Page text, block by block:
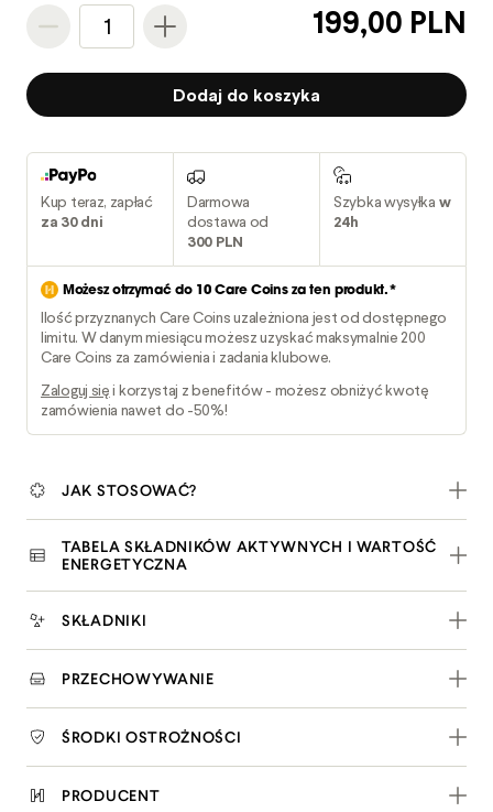
1 199,00 PLN
Dodaj do koszyka
Kup teraz, zapłać
za 30 dni
Darmowa
dostawa od
300 PLN
Szybka wysyłka w
24h
Możesz otrzymać do 10Care Coins za ten produkt.*
Ilość przyznanych Care Coins uzależniona jest od dostępnego
limitu. W danym miesiącu możesz uzyskać maksymalnie 200
Care Coins za zamówienia i zadania klubowe.
Zaloguj sięi korzystaj z benefitów - możesz obniżyć kwotę
zamówienia nawet do -50%!
JAK STOSOWAĆ?
TABELA SKŁADNIKÓW AKTYWNYCH I WARTOŚĆ
ENERGETYCZNA
SKŁADNIKI
PRZECHOWYWANIE
ŚRODKI OSTROŻNOŚCI
PRODUCENT